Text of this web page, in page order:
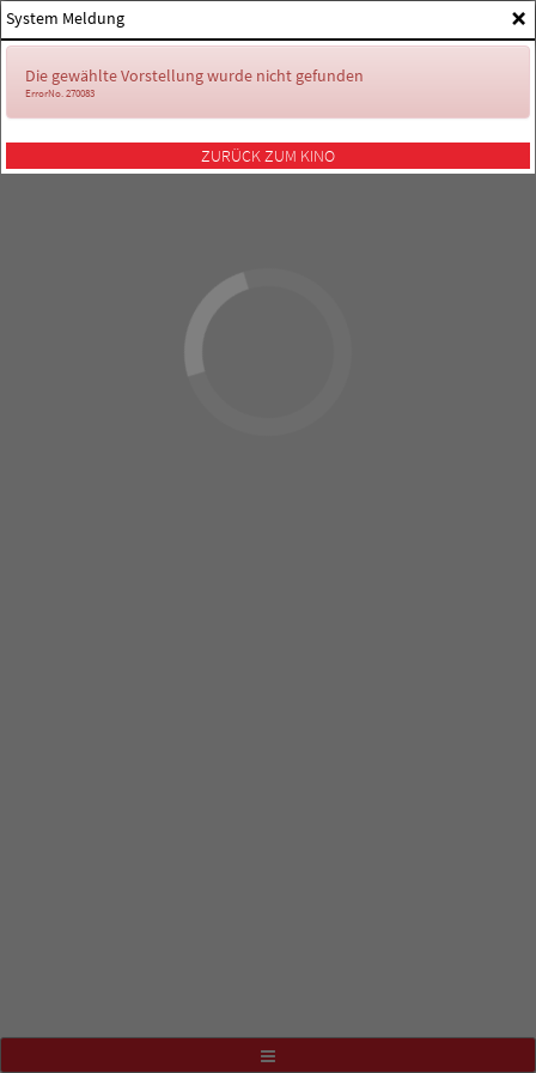
×
System Meldung
Die gewählte Vorstellung wurde nicht gefunden
ErrorNo. 270083
ZURÜCK ZUM KINO